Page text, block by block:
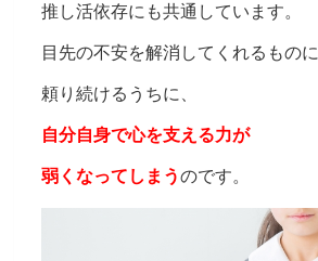
推し活依存にも共通しています。
目先の不安を解消してくれるものに
頼り続けるうちに、
自分自身で心を支える力が
弱くなってしまうのです。